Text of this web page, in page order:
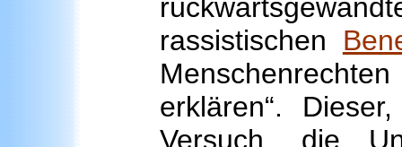
rassistischen
erklären“.
Versuch, die